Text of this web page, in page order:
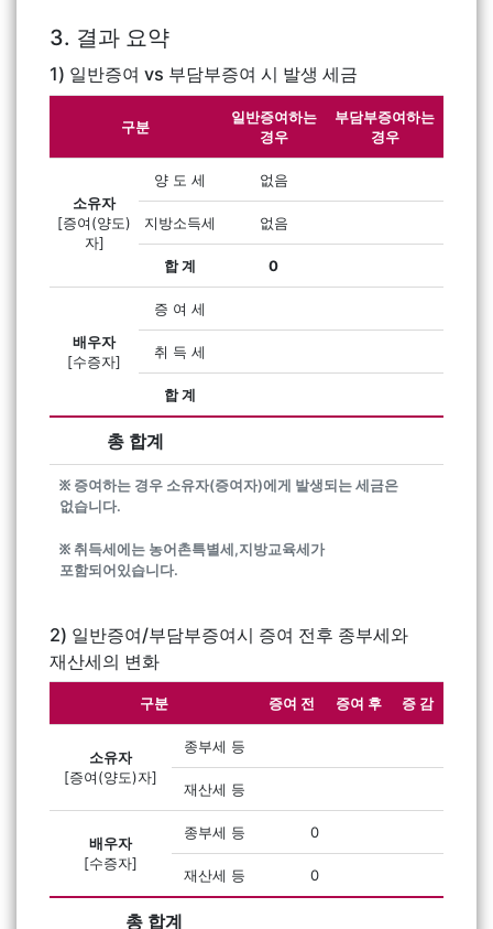
3. 결과 요약
1) 일반증여 vs 부담부증여 시 발생 세금
구분
일반증여하는
경우
부담부증여하는
경우
소유자
[증여(양도)
자]
양 도 세 없음
지방소득세 없음
합 계 0
배우자
[수증자]
증 여 세
취 득 세
합 계
총 합계
፠ 증여하는 경우 소유자(증여자)에게 발생되는 세금은
없습니다.
፠ 취득세에는 농어촌특별세,지방교육세가
포함되어있습니다.
2) 일반증여/부담부증여시 증여 전후 종부세와
재산세의 변화
구분 증여 전 증여 후 증 감
소유자
[증여(양도)자]
종부세 등
재산세 등
배우자
[수증자]
종부세 등 0
재산세 등 0
총 합계